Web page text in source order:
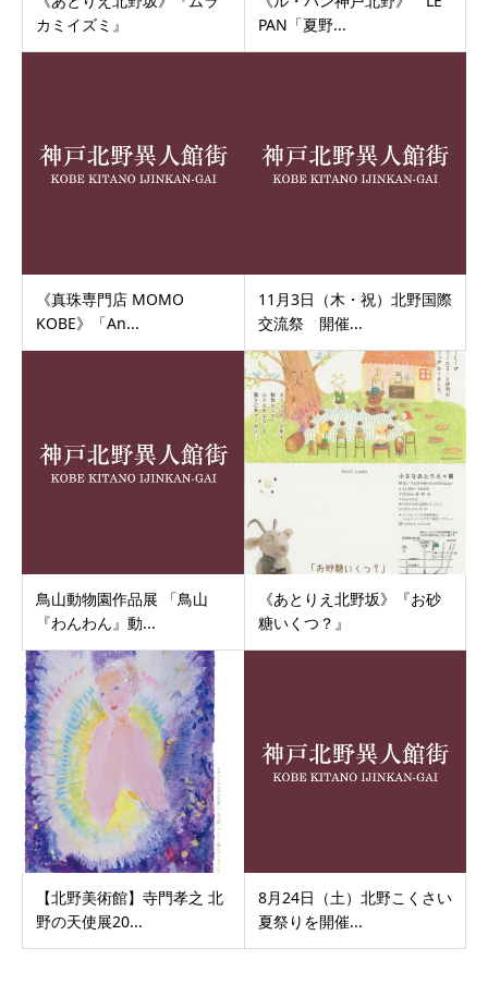
カミイズミ』
PAN「夏野...
《真珠専門店 MOMO
KOBE》「An...
11月3日（木・祝）北野国際
交流祭 開催...
鳥山動物園作品展 「鳥山
『わんわん』動...
《あとりえ北野坂》『お砂
糖いくつ？』
【北野美術館】寺門孝之 北
野の天使展20...
8月24日（土）北野こくさい
夏祭りを開催...